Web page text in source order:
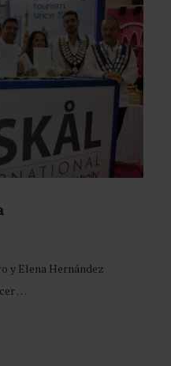
y Elena Hernández
…